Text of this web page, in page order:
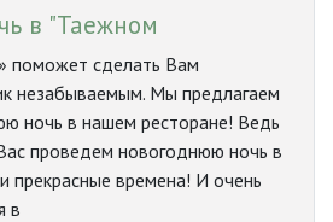
в "Таежном
поможет сделать Вам
незабываемым. Мы предлагаем
ночь в нашем ресторане! Ведь
проведем новогоднюю ночь в
прекрасные времена! И очень
в